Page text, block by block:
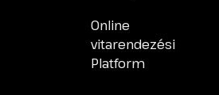
Online
vitarendezési
Platform